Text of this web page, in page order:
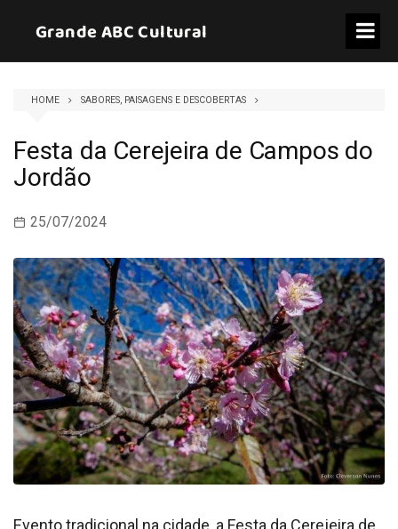
content
Grande ABC Cultural
HOME SABORES, PAISAGENS E DESCOBERTAS
Festa da Cerejeira de Campos do
Jordão
25/07/2024